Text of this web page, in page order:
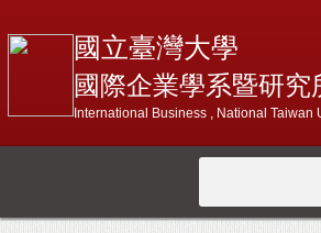
國立臺灣大學
國際企業學系暨研究
International Business , National Taiwan